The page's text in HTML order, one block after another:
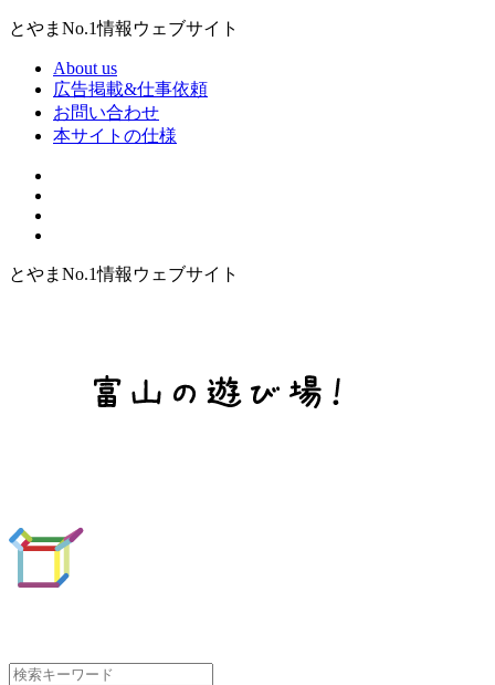
とやまNo.1情報ウェブサイト
About us
広告掲載&仕事依頼
お問い合わせ
本サイトの仕様
とやまNo.1情報ウェブサイト